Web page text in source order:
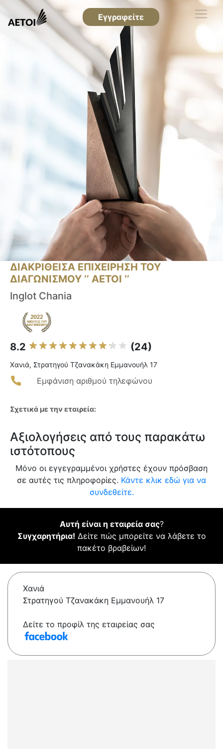
Εγγραφείτε
ΔΙΑΚΡΙΘΕΙΣΑ ΕΠΙΧΕΙΡΗΣΗ ΤΟΥ
ΔΙΑΓΩΝΙΣΜΟΥ ‘’ ΑΕΤΟΙ ‘’
Inglot Chania
8.2 (24)
Χανιά, Στρατηγού Τζανακάκη Εμμανουήλ 17
Εμφάνιση αριθμού τηλεφώνου
Σχετικά με την εταιρεία:
Αξιολογήσεις από τους παρακάτω
ιστότοπους
Μόνο οι εγγεγραμμένοι χρήστες έχουν πρόσβαση
σε αυτές τις πληροφορίες. Κάντε κλικ εδώ για να
συνδεθείτε.
Αυτή είναι η εταιρεία σας?
Συγχαρητήρια! Δείτε πώς μπορείτε να λάβετε το
πακέτο βραβείων!
Χανιά
Στρατηγού Τζανακάκη Εμμανουήλ 17
Δείτε το προφίλ της εταιρείας σας